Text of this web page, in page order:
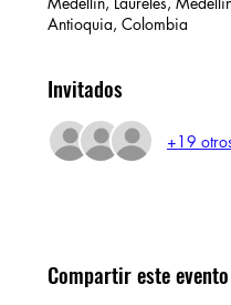
Antioquia, Colombia
Invitados
+19
Compartir este evento